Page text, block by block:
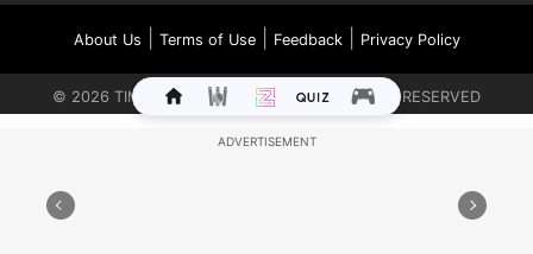
About Us Terms of Use| Feedback| Privacy Policy
© 2026 TIMES INTERNET LIMITED. ALL RIGHTS RESERVED